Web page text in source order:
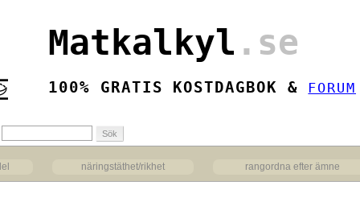
Matkalkyl .se
100% GRATIS KOSTDAGBOK & FORUM
näringstäthet/rikhet rangordna efter ämne